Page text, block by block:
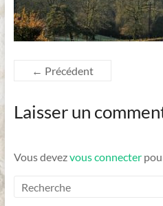
Dordogne
← Précédent
Laisser un
Vous devezvous connecter